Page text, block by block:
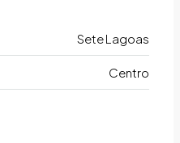
Sete Lagoas
Centro